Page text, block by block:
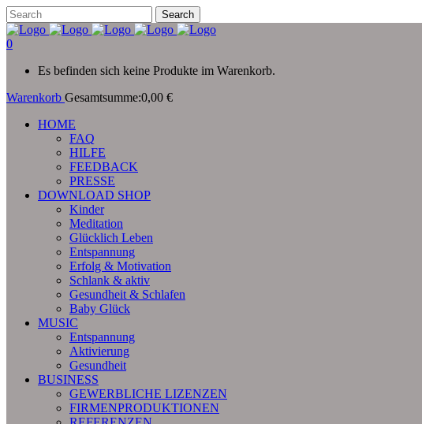
0
Es befinden sich keine Produkte im Warenkorb.
Warenkorb Gesamtsumme:0,00 €
HOME
FAQ
HILFE
FEEDBACK
PRESSE
DOWNLOAD SHOP
Kinder
Meditation
Glücklich Leben
Entspannung
Erfolg & Motivation
Schlank & aktiv
Gesundheit & Schlafen
Baby Glück
MUSIC
Entspannung
Aktivierung
Gesundheit
BUSINESS
GEWERBLICHE LIZENZEN
FIRMENPRODUKTIONEN